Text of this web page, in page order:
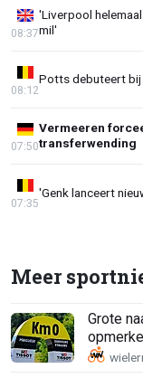
'Liverpool
mil'
08:37
Potts debuteert bij
08:12
Vermeeren
transferwending
07:50
'Genk lanceert
07:35
Meer
Grote